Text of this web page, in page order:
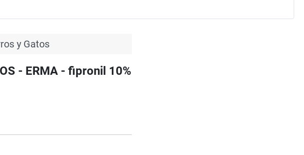
y Gatos
- ERMA - fipronil 10%